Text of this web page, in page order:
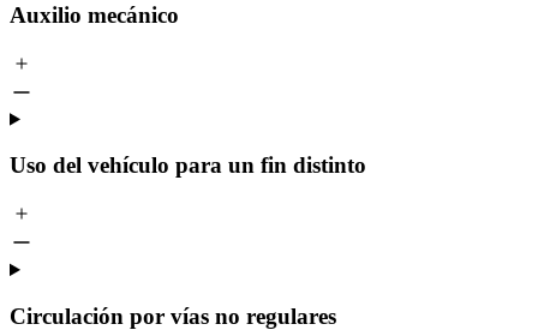
Auxilio mecánico
Uso del vehículo para un fin distinto
Circulación por vías no regulares